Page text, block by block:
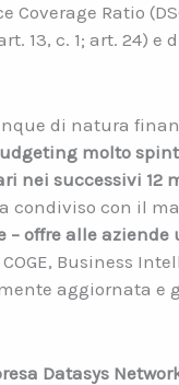
Ratio
c. 1; art. 24) e
di natura
molto
nei successivi 12
condiviso con il
offre alle
Business
aggiornata
Datasys